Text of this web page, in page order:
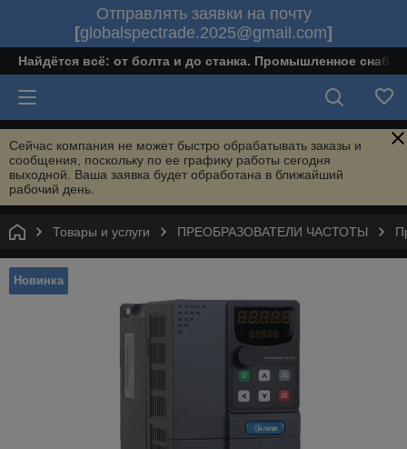
Отправлять заявки на почту
[globalspectrade.2025@gmail.com]
Найдётся всё: от болта и до станка. Промышленное
Сейчас компания не может быстро обрабатывать заказы и
сообщения, поскольку по ее графику работы сегодня
выходной. Ваша заявка будет обработана в ближайший
рабочий день.
Товары и услуги ПРЕОБРАЗОВАТЕЛИ ЧАСТОТЫ
Новинка